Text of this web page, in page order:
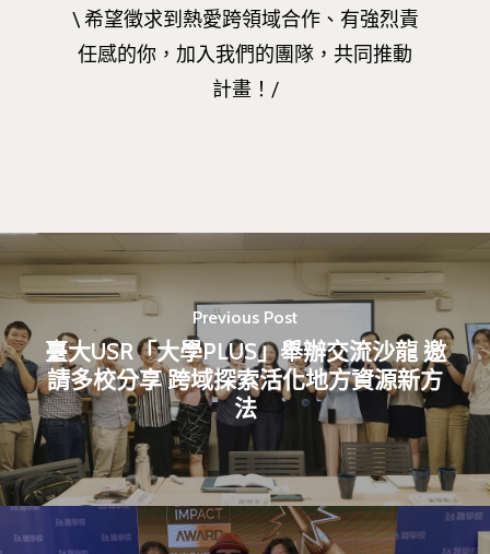
\ 希望徵求到熱愛跨領域合作、有強烈責
任感的你，加入我們的團隊，共同推動
計畫！/
Previous Post
臺大USR「大學PLUS」舉辦交流沙龍 邀
請多校分享 跨域探索活化地方資源新方
法